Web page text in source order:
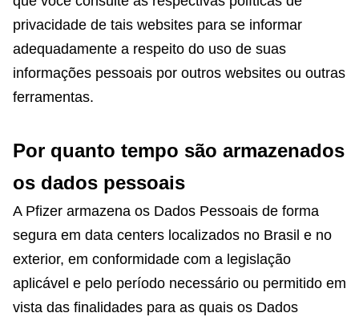
privacidade de tais websites para se informar
adequadamente a respeito do uso de suas
informações pessoais por outros websites ou outras
ferramentas.
Por quanto tempo são armazenados
os dados pessoais
A Pfizer armazena os Dados Pessoais de forma
segura em data centers localizados no Brasil e no
exterior, em conformidade com a legislação
aplicável e pelo período necessário ou permitido em
vista das finalidades para as quais os Dados